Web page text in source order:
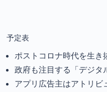
予定表
ポストコロナ時代を生き
政府も注目する「デジタ
アプリ広告主はアトリビ